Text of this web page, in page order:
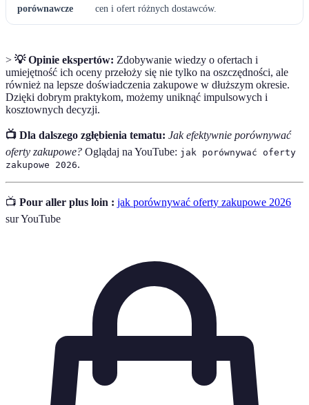
porównawcze
cen i ofert różnych dostawców.
> 💡 Opinie ekspertów: Zdobywanie wiedzy o ofertach i
umiejętność ich oceny przełoży się nie tylko na oszczędności, ale
również na lepsze doświadczenia zakupowe w dłuższym okresie.
Dzięki dobrym praktykom, możemy uniknąć impulsowych i
kosztownych decyzji.
📺 Dla dalszego zgłębienia tematu: Jak efektywnie porównywać
oferty zakupowe? Oglądaj na YouTube: jak porównywać oferty
zakupowe 2026.
📺 Pour aller plus loin : jak porównywać oferty zakupowe 2026
sur YouTube